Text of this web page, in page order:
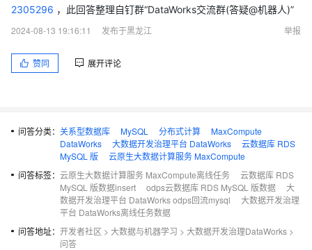
2305296 ，此回答整理自钉群“DataWorks交流群(答疑@机器人)”
2024-08-13 19:16:11
发布于黑龙江 举报
赞同 展开评论
问答分类： 关系型数据库 MySQL 分布式计算
MaxCompute
DataWorks
大数据开发治理平台 DataWorks
云数据库 RDS
MySQL 版
云原生大数据计算服务 MaxCompute
问答标签： 云原生大数据计算服务 MaxCompute离线任务
云数据库 RDS
MySQL 版数据insert
odps云数据库 RDS MySQL 版数据
大
数据开发治理平台 DataWorks odps回流mysql
大数据开发治理
平台 DataWorks离线任务数据
问答地址： 开发者社区 > 大数据与机器学习 > 大数据开发治理DataWorks >
问答